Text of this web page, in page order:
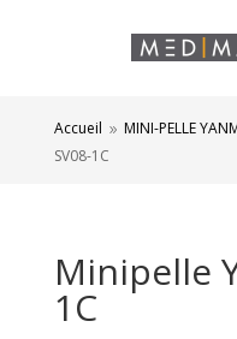
Accueil 9 MINI-PELLE
SV08-1C
Minipelle
1C